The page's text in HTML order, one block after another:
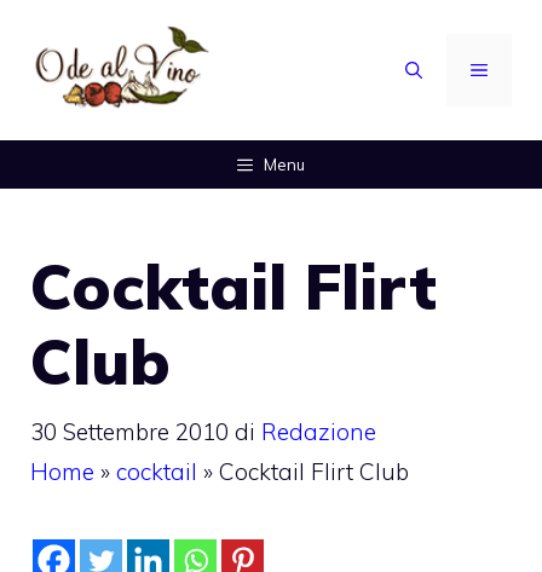
contenuto
MENU
Menu
Cocktail Flirt
Club
30 Settembre 2010 di Redazione
Home » cocktail » Cocktail Flirt Club